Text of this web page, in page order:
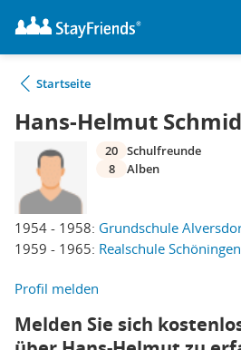
Startseite
Hans-Helmut
1954 - 1958: Grundschule
1959 - 1965: Realschule
20 Schulfreunde
8
Alben
Profil melden
Melden Sie sich